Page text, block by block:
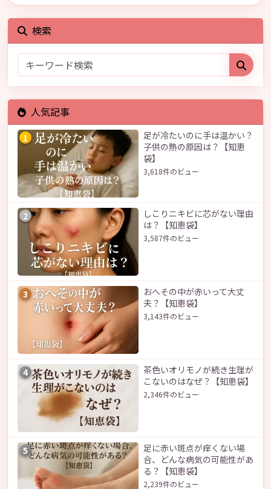
検索
人気記事
1
足が冷たいのに手は温かい？
子供の熱の原因は？【知恵
袋】
3,618件のビュー
2
しこりニキビに芯がない理由
は？【知恵袋】
3,587件のビュー
3
おへその中が赤いって大丈
夫？【知恵袋】
3,143件のビュー
4
茶色いオリモノが続き生理が
こないのはなぜ？【知恵袋】
2,346件のビュー
5
足に赤い斑点が痒くない場
合、どんな病気の可能性があ
る？【知恵袋】
2,239件のビュー